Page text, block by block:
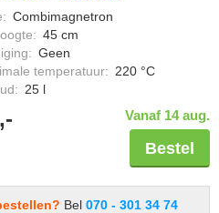
: Combimagnetron
: 45 cm
: Geen
temperatuur: 220 °C
: 25 l
Vanaf 14 aug.
Bestel
Bel 070 - 301 34 74